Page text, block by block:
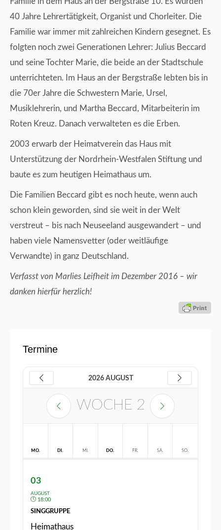
40 Jahre Lehrertätigkeit, Organist und Chorleiter. Die
Familie war immer mit zahlreichen Kindern gesegnet. Es
folgten noch zwei Generationen Lehrer: Julius Beccard
und seine Tochter Marie, die beide an der Stadtschule
unterrichteten. Im Haus an der Bergstraße lebten bis in
die 70er Jahre die Schwestern Marie, Ursel,
Musiklehrerin, und Martha Beccard, Mitarbeiterin im
Roten Kreuz. Danach verwalteten es die Erben.
2003 erwarb der Heimatverein das Haus mit
Unterstützung der Nordrhein-Westfalen Stiftung und
baute es zum heutigen Heimathaus um.
Die Familien Beccard gibt es noch heute, wenn auch
schon klein geworden, sind sie weit in der Welt
verstreut – bis nach Neuseeland ausgewandert – und
haben viele Namensvetter (oder weitläufige
Verwandte) in ganz Deutschland.
Verfasst von Marlies Leifheit im Dezember 2016 – wir
danken hierfür herzlich!
Termine
2026 AUGUST
WOCHE 2
MO.
3
DI. MI. DO. FR. SA. SO.
03
AUGUST
18:00
SINGGRUPPE
Heimathaus